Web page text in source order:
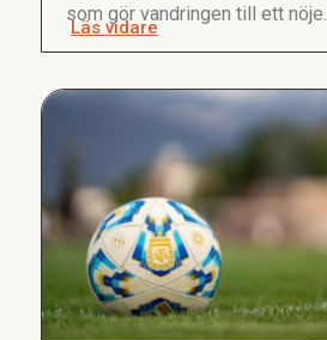
som gör vandringen till ett nöje.
Läs vidare